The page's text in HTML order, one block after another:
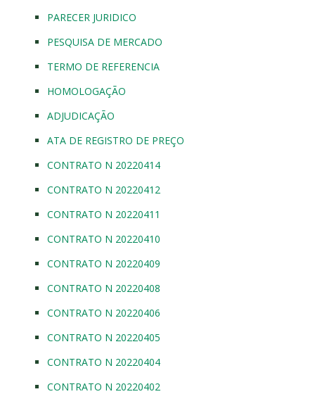
PARECER JURIDICO
PESQUISA DE MERCADO
TERMO DE REFERENCIA
HOMOLOGAÇÃO
ADJUDICAÇÃO
ATA DE REGISTRO DE PREÇO
CONTRATO N 20220414
CONTRATO N 20220412
CONTRATO N 20220411
CONTRATO N 20220410
CONTRATO N 20220409
CONTRATO N 20220408
CONTRATO N 20220406
CONTRATO N 20220405
CONTRATO N 20220404
CONTRATO N 20220402